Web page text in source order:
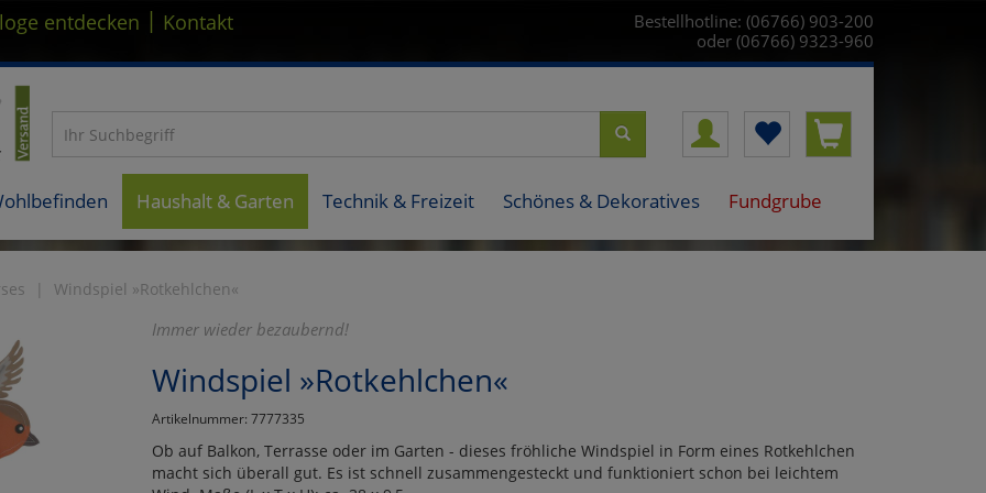
entdecken | Kontakt
Bestellhotline: (06766) 903-200
oder (06766) 9323-960
Haushalt & Garten Technik & Freizeit Schönes & Dekoratives Fundgrube
Windspiel »Rotkehlchen«
Immer wieder bezaubernd!
Windspiel »Rotkehlchen«
Artikelnummer: 7777335
Ob auf Balkon, Terrasse oder im Garten - dieses fröhliche Windspiel in Form eines Rotkehlchen
macht sich überall gut. Es ist schnell zusammengesteckt und funktioniert schon bei leichtem